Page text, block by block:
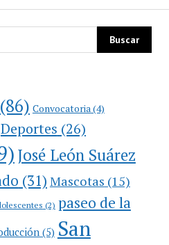
(86) Convocatoria (4)
Deportes (26)
José León Suárez
(31) Mascotas (15)
(2) paseo de la
(5) San